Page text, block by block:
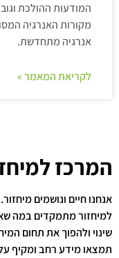
המודעות ההולכת
מקורות האנרגיה
אנרגיה מתחדשת.
לקריאת המאמר »
המרכז
אנחנו חיים ונושמים
למיחזור מתמקדים במה
שינוי ולהפוך את תחום
תמצאו מידע רחב ומקיף